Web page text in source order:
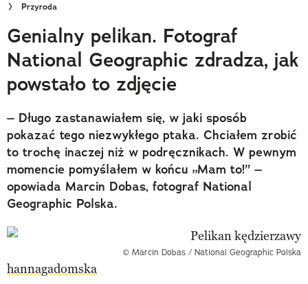
Wielki Konkurs Fotograficzny
Trendbook Podróżniczy
Polecane
Przyroda
Genialny pelikan. Fotograf
National Geographic zdradza, jak
powstało to zdjęcie
– Długo zastanawiałem się, w jaki sposób
pokazać tego niezwykłego ptaka. Chciałem zrobić
to trochę inaczej niż w podręcznikach. W pewnym
momencie pomyślałem w końcu „Mam to!” –
opowiada Marcin Dobas, fotograf National
Geographic Polska.
© Marcin Dobas / National Geographic Polska
hannagadomska